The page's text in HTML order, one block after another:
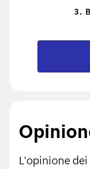
L'opinione